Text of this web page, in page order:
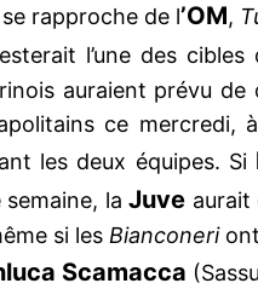
se rapproche de l’OM,
l’une des cibles
auraient prévu
ce mercredi,
les deux équipes. Si
semaine, laJuve aurait
si les Bianconeriont
Scamacca